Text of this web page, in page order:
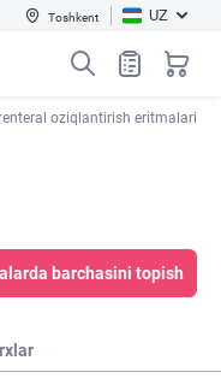
Toshkent UZ
oziqlantirish eritmalari
barchasini topish